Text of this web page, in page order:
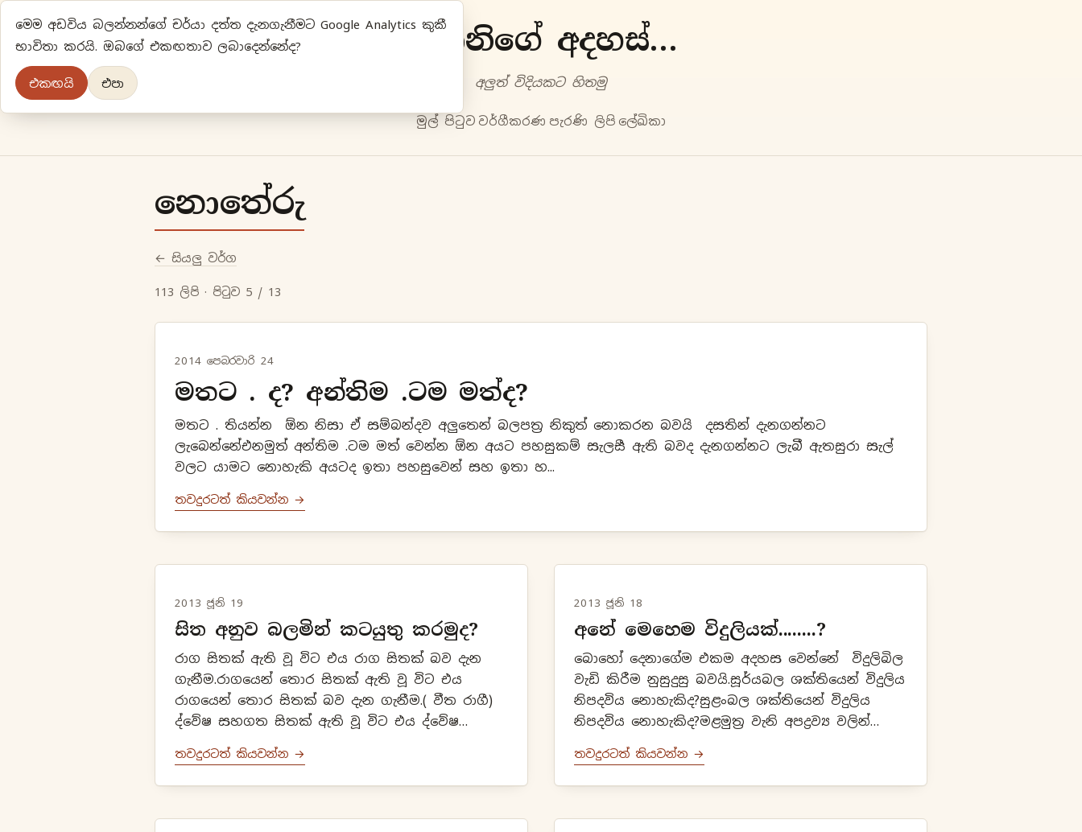
ප්‍රියානිගේ අදහස්‍...
අලුත්‍ විදියකට හිතමු
මුල් පිටුව වර්ගීකරණ පැරණි ලිපි ලේඛිකා
නොතේරු
← සියලු වර්ග
113 ලිපි · පිටුව 5 / 13
2014 පෙබරවාරි 24
මතට . ද? අන්තිම .ටම මත්ද?
මතට . තියන්න ඕන නිසා ඒ සම්බන්දව අලුතෙන් බලපත්‍ර නිකුත් නොකරන බවයි දසතින් දැනගන්නට
ලැබෙන්නේඑනමුත් අන්තිම .ටම මත් වෙන්න ඕන අයට පහසුකම් සැලසී ඇති බවද දැනගන්නට ලැබී ඇතසුරා සැල්
වලට යාමට නොහැකි අයටද ඉතා පහසුවෙන් සහ ඉතා හ...
තවදුරටත් කියවන්න →
2013 ජූනි 19
සිත අනුව බලමින් කටයුතු කරමුද?
රාග සිතක් ඇති වූ විට එය රාග සිතක් බව දැන
ගැනීම.රාගයෙන් තොර සිතක් ඇති වූ විට එය
රාගයෙන් තොර සිතක් බව දැන ගැනීම.( වීත රාගී)
ද්වේෂ සහගත සිතක් ඇති වූ විට එය ද්වේෂ
සහගත බව දැන ගැනීම.ද්වේෂයෙන් තොර සිතක්
ඇති වූ විට එය ද්ව...
තවදුරටත් කියවන්න →
2013 ජූනි 18
අනේ මෙහෙම විදුලියක්........?
බොහෝ දෙනාගේම එකම අදහස වෙන්නේ විදුලිබිල
වැඩි කිරීම නුසුදුසු බවයි.සූර්යබල ශක්තියෙන් විදුලිය
නිපදවිය නොහැකිද?සුළංබල ශක්තියෙන් විදුලිය
නිපදවිය නොහැකිද?මළමුත්‍ර වැනි අපද්‍රව්‍ය වලින්
තවදුරටත් කියවන්න →
මෙම අඩවිය බලන්නන්ගේ චර්යා දත්ත දැනගැනීමට Google Analytics කුකී
භාවිතා කරයි. ඔබගේ එකඟතාව ලබාදෙන්නේද?
එකඟයි එපා